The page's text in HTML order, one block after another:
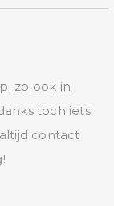
zo ook in
toch iets
contact